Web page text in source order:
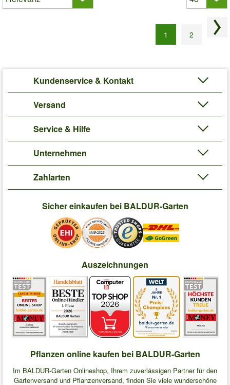
1 2
Kundenservice & Kontakt
Versand
Service & Hilfe
Unternehmen
Zahlarten
Sicher einkaufen bei BALDUR-Garten
Auszeichnungen
Pflanzen online kaufen bei BALDUR-Garten
Im BALDUR-Garten Onlineshop, Ihrem zuverlässigen Partner für den
Gartenversand und Pflanzenversand, finden Sie viele wunderschöne